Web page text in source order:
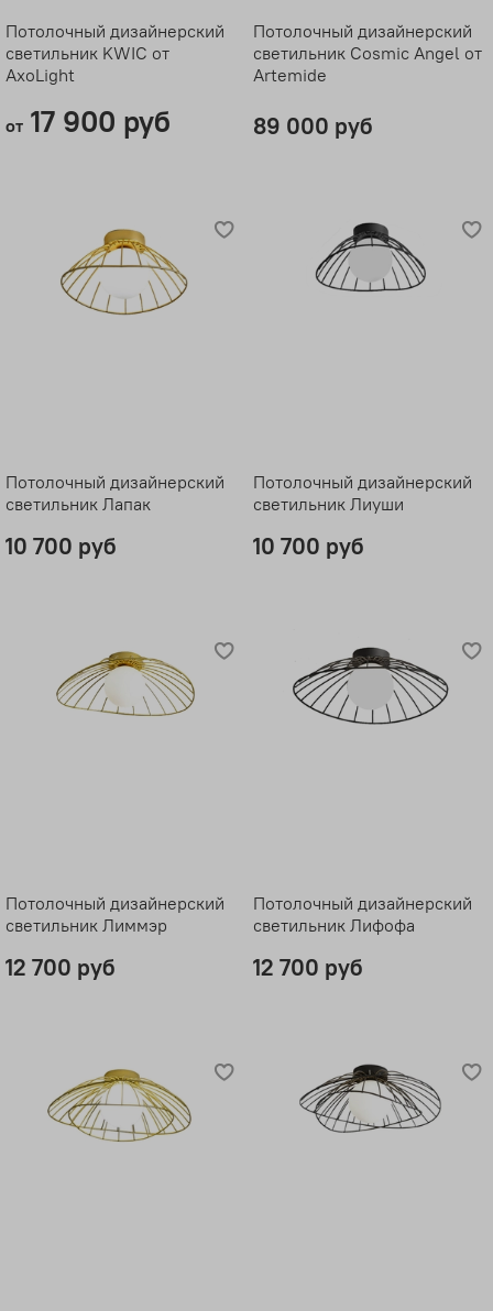
Потолочный дизайнерский
светильник KWIC от
AxoLight
от17 900 руб
Потолочный дизайнерский
светильник Cosmic Angel от
Artemide
89 000 руб
Потолочный дизайнерский
светильник Лапак
10 700 руб
Потолочный дизайнерский
светильник Лиуши
10 700 руб
Потолочный дизайнерский
светильник Лиммэр
12 700 руб
Потолочный дизайнерский
светильник Лифофа
12 700 руб